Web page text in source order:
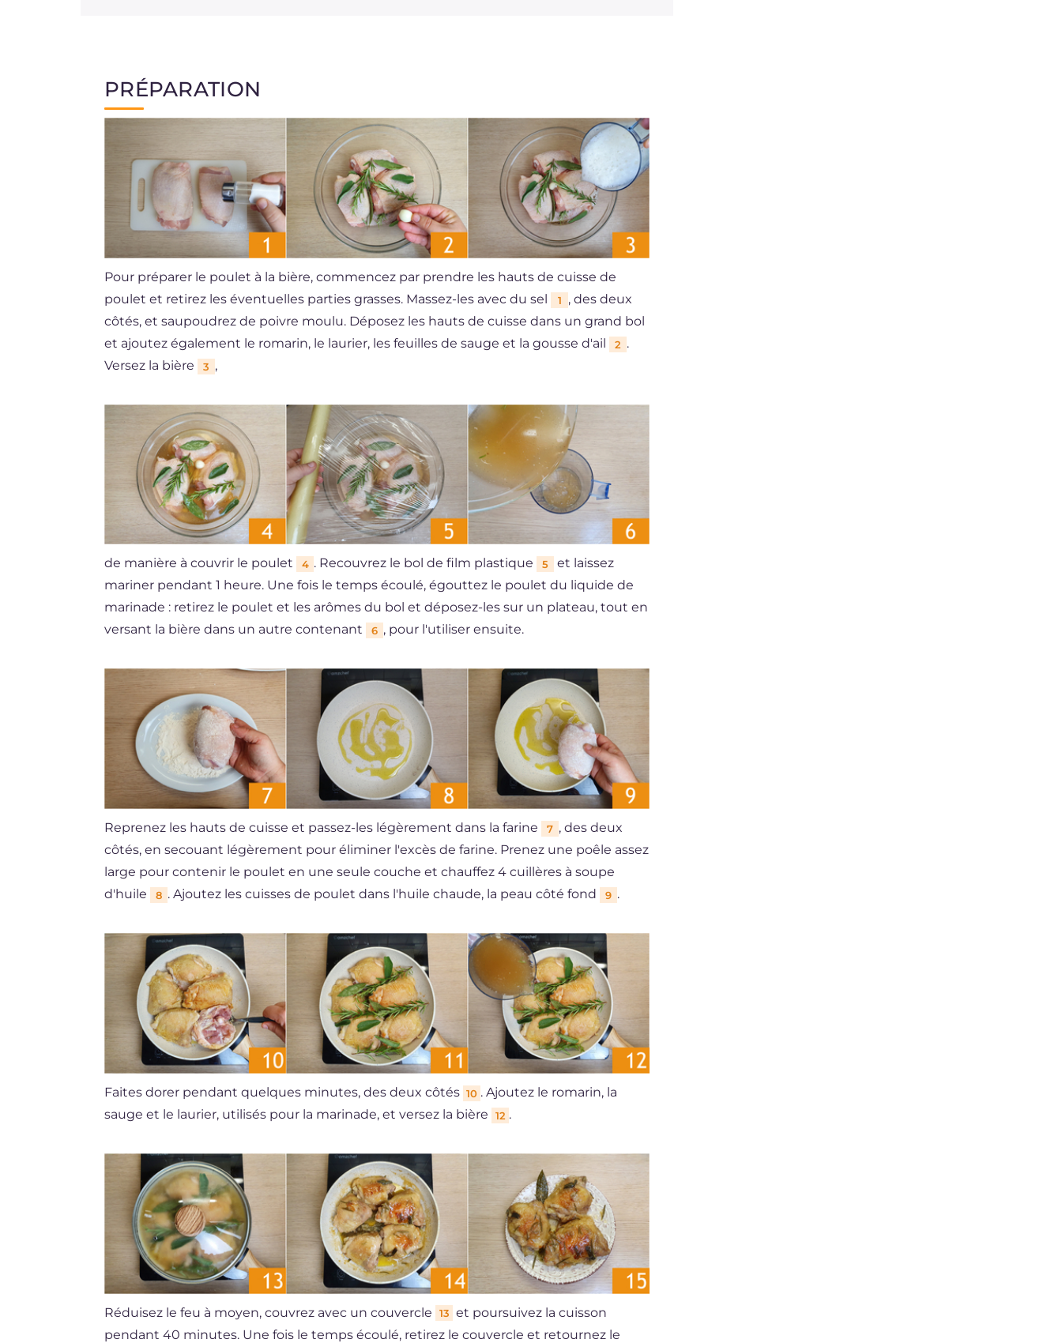
PRÉPARATION
Pour préparer le poulet à la bière, commencez par prendre les hauts de cuisse de
poulet et retirez les éventuelles parties grasses. Massez-les avec du sel
1
, des deux
côtés, et saupoudrez de poivre moulu. Déposez les hauts de cuisse dans un grand bol
et ajoutez également le romarin, le laurier, les feuilles de sauge et la gousse d'ail
2 .
Versez la bière
3 ,
de manière à couvrir le poulet 4 . Recouvrez le bol de film plastique 5
et laissez
mariner pendant 1 heure. Une fois le temps écoulé, égouttez le poulet du liquide de
marinade : retirez le poulet et les arômes du bol et déposez-les sur un plateau, tout en
versant la bière dans un autre contenant
6 , pour l'utiliser ensuite.
Reprenez les hauts de cuisse et passez-les légèrement dans la farine 7 , des deux
côtés, en secouant légèrement pour éliminer l'excès de farine. Prenez une poêle assez
large pour contenir le poulet en une seule couche et chauffez 4 cuillères à soupe
d'huile
8 . Ajoutez les cuisses de poulet dans l'huile chaude, la peau côté fond 9 .
Faites dorer pendant quelques minutes, des deux côtés 10 . Ajoutez le romarin, la
sauge et le laurier, utilisés pour la marinade, et versez la bière
12 .
Réduisez le feu à moyen, couvrez avec un couvercle 13 et poursuivez la cuisson
pendant 40 minutes. Une fois le temps écoulé, retirez le couvercle et retournez le